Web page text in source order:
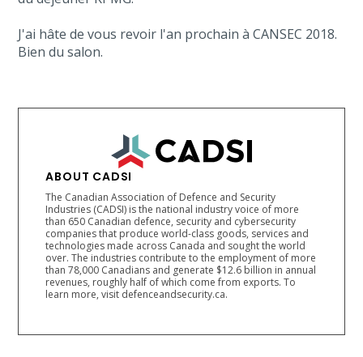
J'ai hâte de vous revoir l'an prochain à CANSEC 2018.
Bien du salon.
ABOUT CADSI
The Canadian Association of Defence and Security
Industries (CADSI) is the national industry voice of more
than 650 Canadian defence, security and cybersecurity
companies that produce world-class goods, services and
technologies made across Canada and sought the world
over. The industries contribute to the employment of more
than 78,000 Canadians and generate $12.6 billion in annual
revenues, roughly half of which come from exports. To
learn more, visit defenceandsecurity.ca.